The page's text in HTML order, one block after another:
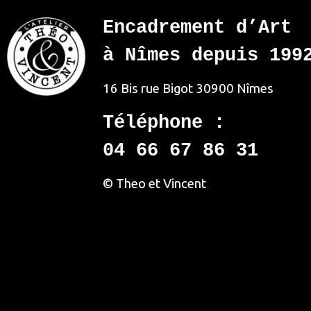
Encadrement d’Art
à Nîmes depuis
16 Bis rue Bigot 30900 Nîmes
Téléphone :
04 66 67 86 31
© Theo et Vincent